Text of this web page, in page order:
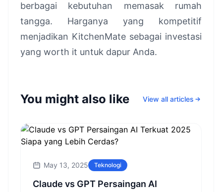
berbagai kebutuhan memasak rumah
tangga. Harganya yang kompetitif
menjadikan KitchenMate sebagai investasi
yang worth it untuk dapur Anda.
You might also like View all articles
May 13, 2025 Teknologi
Claude vs GPT Persaingan AI